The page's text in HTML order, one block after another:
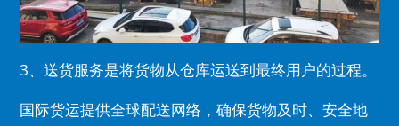
3、送货服务是将货物从仓库运送到最终用户的过程。
国际货运提供全球配送网络，确保货物及时、安全地